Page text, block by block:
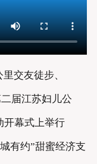
交友徒步、
届江苏妇儿公
开幕式上举行
有约”甜蜜经济支